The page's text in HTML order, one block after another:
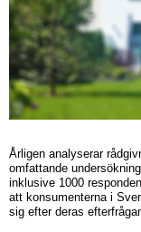
Årligen analyserar
omfattande
inklusive 1000
att konsumenterna i
sig efter deras